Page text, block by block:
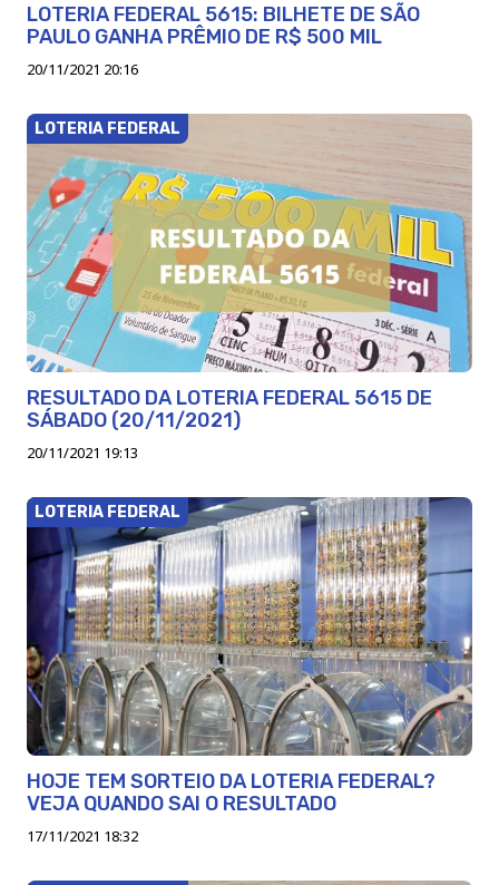
LOTERIA FEDERAL 5615: BILHETE DE SÃO
PAULO GANHA PRÊMIO DE R$ 500 MIL
20/11/2021 20:16
LOTERIA FEDERAL
RESULTADO DA LOTERIA FEDERAL 5615 DE
SÁBADO (20/11/2021)
20/11/2021 19:13
LOTERIA FEDERAL
HOJE TEM SORTEIO DA LOTERIA FEDERAL?
VEJA QUANDO SAI O RESULTADO
17/11/2021 18:32